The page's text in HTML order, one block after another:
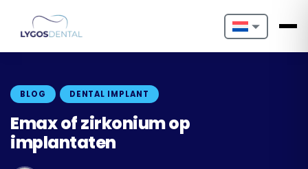
Nederlands
BLOG DENTAL IMPLANT
Emax of zirkonium op
implantaten